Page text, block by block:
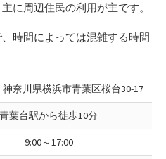
に周辺住民の利用が主です。
時間によっては混雑する時間
神奈川県横浜市青葉区桜台30-17
青葉台駅から徒歩10分
9:00～17:00